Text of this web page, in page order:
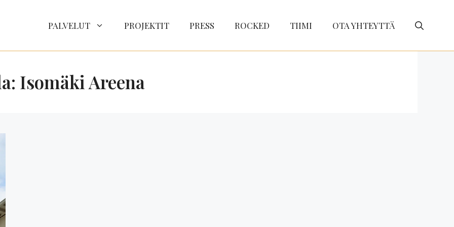
PALVELUT PROJEKTIT PRESS ROCKED TIIMI OTA YHTEYTTÄ
Isomäki Areena